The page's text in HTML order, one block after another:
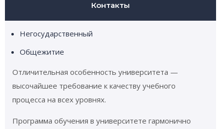
Контакты
Негосударственный
Общежитие
Отличительная особенность университета —
высочайшее требование к качеству учебного
процесса на всех уровнях.
Программа обучения в университете гармонично